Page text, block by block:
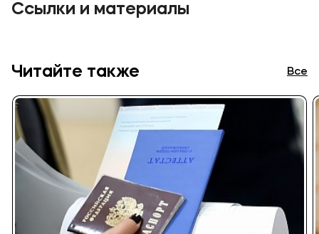
Ссылки и материалы
Читайте также Все